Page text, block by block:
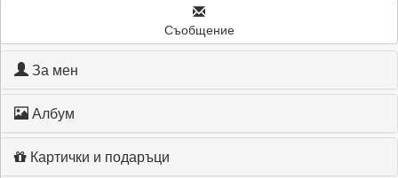
Съобщение
За мен
Албум
Картички и подаръци